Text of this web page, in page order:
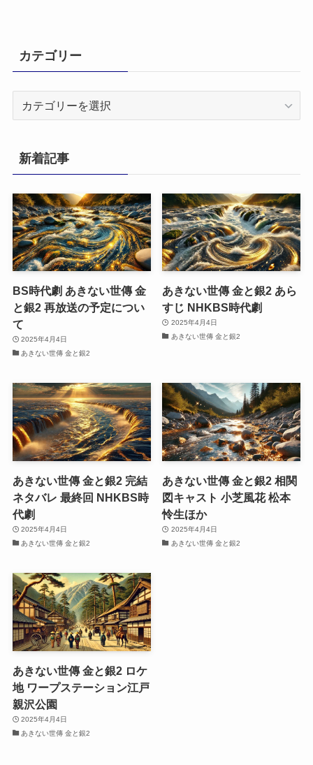
カテゴリー
リ
ー
新着記事
BS時代劇 あきない世傳 金
と銀2 再放送の予定につい
て
2025年4月4日
あきない世傳 金と銀2
あきない世傳 金と銀2 あら
すじ NHKBS時代劇
2025年4月4日
あきない世傳 金と銀2
あきない世傳 金と銀2 完結
ネタバレ 最終回 NHKBS時
代劇
2025年4月4日
あきない世傳 金と銀2
あきない世傳 金と銀2 相関
図キャスト 小芝風花 松本
怜生ほか
2025年4月4日
あきない世傳 金と銀2
あきない世傳 金と銀2 ロケ
地 ワープステーション江戸
親沢公園
2025年4月4日
あきない世傳 金と銀2